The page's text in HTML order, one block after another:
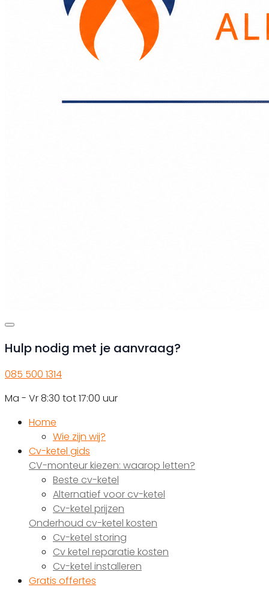
Hulp nodig met je aanvraag?
085 500 1314
Ma - Vr 8:30 tot 17:00 uur
Home
Wie zijn wij?
Cv-ketel gids
CV-monteur kiezen: waarop letten?
Beste cv-ketel
Alternatief voor cv-ketel
Cv-ketel prijzen
Onderhoud cv-ketel kosten
Cv-ketel storing
Cv ketel reparatie kosten
Cv-ketel installeren
Gratis offertes